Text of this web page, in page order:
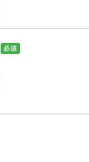
必須